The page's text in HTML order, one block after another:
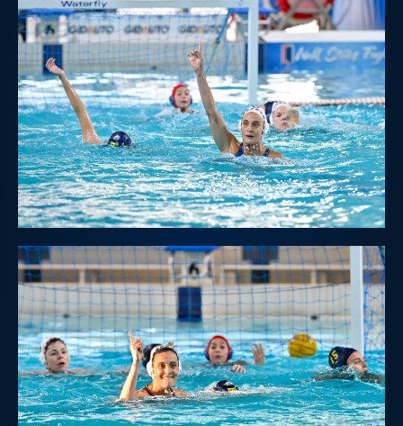
Sostenibilità
Privacy
Cookie Policy
Archivio News
Flash News
Galleria fotografica
Videogallery